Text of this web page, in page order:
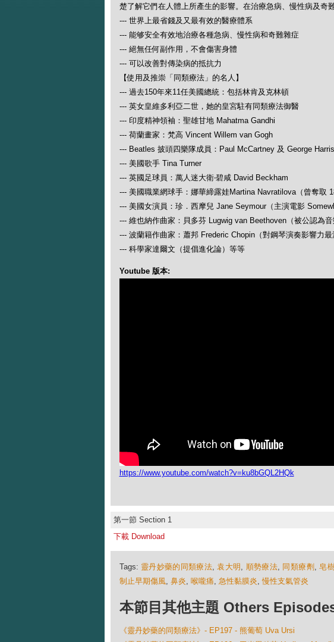
楚了解它們在人體上所產生的影響。在治療急病、慢性病及奇
--- 世界上最省錢及又最有效的醫療體系
--- 能够安全有效地治療各種急病、慢性病和奇難雜症
--- 絕無任何副作用，不會傷害身體
--- 可以改善對傳染病的抵抗力
【使用及推崇「同類療法」的名人】
--- 過去150年來11任美國總統：包括林肯及克林頓
--- 英女皇維多利亞二世，她的皇宮駐有同類療法御醫
--- 印度精神領袖：聖雄甘地 Mahatma Gandhi
--- 荷蘭畫家：梵高 Vincent Willem van Gogh
--- Beatles 披頭四樂隊成員：Paul McCartney 及 George
--- 美國歌手 Tina Turner
--- 英國足球員：萬人迷大衛‧碧咸 David Beckham
--- 美國職業網球手：娜華締露娃Martina Navratilova（曾奪取
--- 美國女演員：珍．西摩兒 Jane Seymour（主演電影
--- 維也納作曲家：貝多芬 Lugwig van Beethoven（被公認為音
--- 波蘭籍作曲家：蕭邦 Frederic Chopin（對鋼琴演奏影響力最
--- 科學家達爾文（提倡進化論）等等
Youtube 版本:
https://www.youtube.com/watch?v=ku8bGQL2HQk
第一節 Section 1
下載 Download
Tags: 靈丹妙藥的同類療法,袁大明 , 順勢療法, 同類療劑 ,皂
制止早期傷風, 鼻炎, 喉嚨痛, 急性黏膜炎,慢性支氣管炎
本節目其他主題 Others
《靈丹妙藥的同類療法》- EP197 - 熊葡萄 Uva Ursi